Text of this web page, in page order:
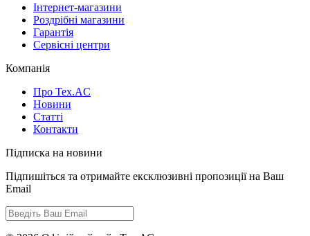
Інтернет-магазини
Роздрібні магазини
Гарантія
Сервісні центри
Компанія
Про Tex.AC
Новини
Статті
Контакти
Підписка на новини
Підпишіться та отримайте ексклюзивні пропозиції на Ваш
Email